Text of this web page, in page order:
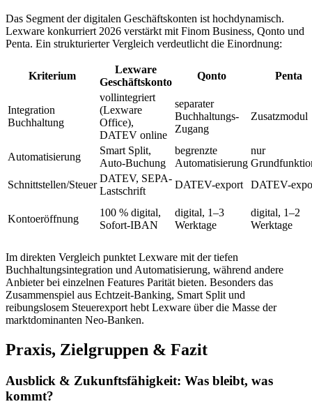
Das Segment der digitalen Geschäftskonten ist hochdynamisch.
Lexware konkurriert 2026 verstärkt mit Finom Business, Qonto und
Penta. Ein strukturierter Vergleich verdeutlicht die Einordnung:
Kriterium
Lexware
Geschäftskonto
Qonto Penta
Integration
Buchhaltung
vollintegriert
(Lexware
Office),
DATEV online
separater
Buchhaltungs-
Zugang
Zusatzmodul
Automatisierung
Smart Split,
Auto-Buchung
begrenzte
Automatisierung
nur
Schnittstellen/Steuer
DATEV, SEPA-
Lastschrift
DATEV-export DATEV-
Kontoeröffnung
100 % digital,
Sofort-IBAN
digital, 1–3
Werktage
digital, 1–2
Werktage
Im direkten Vergleich punktet Lexware mit der tiefen
Buchhaltungsintegration und Automatisierung, während andere
Anbieter bei einzelnen Features Parität bieten. Besonders das
Zusammenspiel aus Echtzeit-Banking, Smart Split und
reibungslosem Steuerexport hebt Lexware über die Masse der
marktdominanten Neo-Banken.
Praxis, Zielgruppen & Fazit
Ausblick & Zukunftsfähigkeit: Was bleibt, was
kommt?